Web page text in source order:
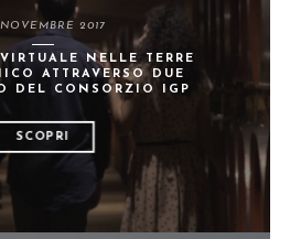
2017
NELLE TERRE
ATTRAVERSO DUE
DEL CONSORZIO IGP
SCOPRI